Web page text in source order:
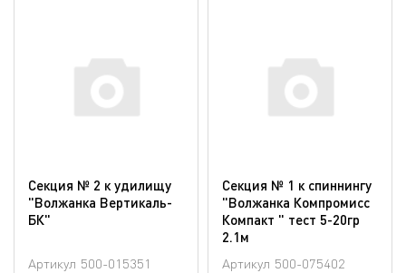
Секция № 2 к удилищу
"Волжанка Вертикаль-
БК"
Артикул 500-015351
Секция № 1 к спиннингу
"Волжанка Компромисс
Компакт " тест 5-20гр
2.1м
Артикул 500-075402